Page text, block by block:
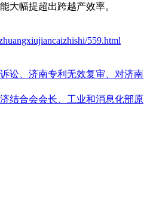
大幅提超出跨越产效率。
559.html
讼、济南专利无效复审、对济南
结合会会长、工业和消息化部原